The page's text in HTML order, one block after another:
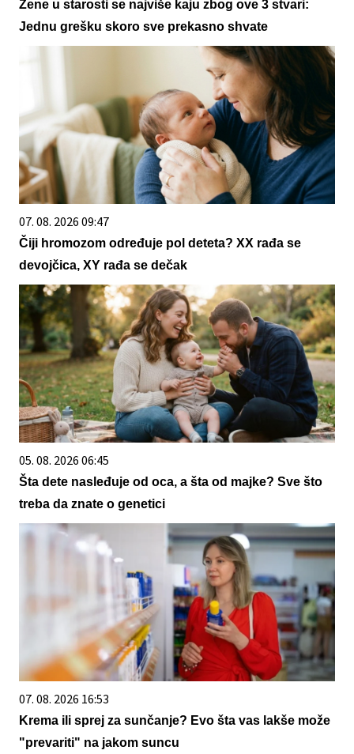
Žene u starosti se najviše kaju zbog ove 3 stvari:
Jednu grešku skoro sve prekasno shvate
07. 08. 2026 09:47
Čiji hromozom određuje pol deteta? XX rađa se
devojčica, XY rađa se dečak
05. 08. 2026 06:45
Šta dete nasleđuje od oca, a šta od majke? Sve što
treba da znate o genetici
07. 08. 2026 16:53
Krema ili sprej za sunčanje? Evo šta vas lakše može
"prevariti" na jakom suncu